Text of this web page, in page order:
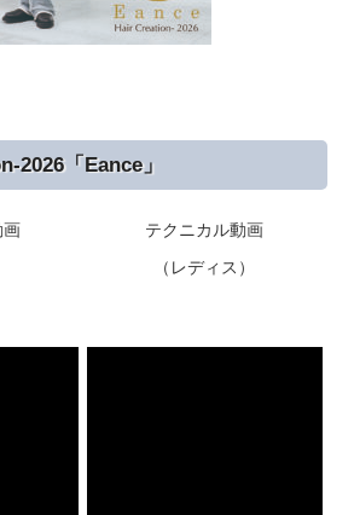
2026「Eance」
画
テクニカル動画
（レディス）